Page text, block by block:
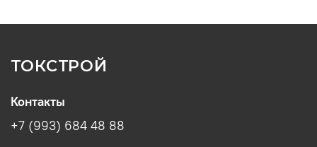
ТОКСТРОЙ
Контакты
+7 (993) 684 48 88